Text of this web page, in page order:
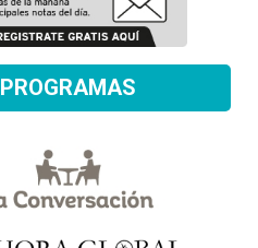
PROGRAMAS